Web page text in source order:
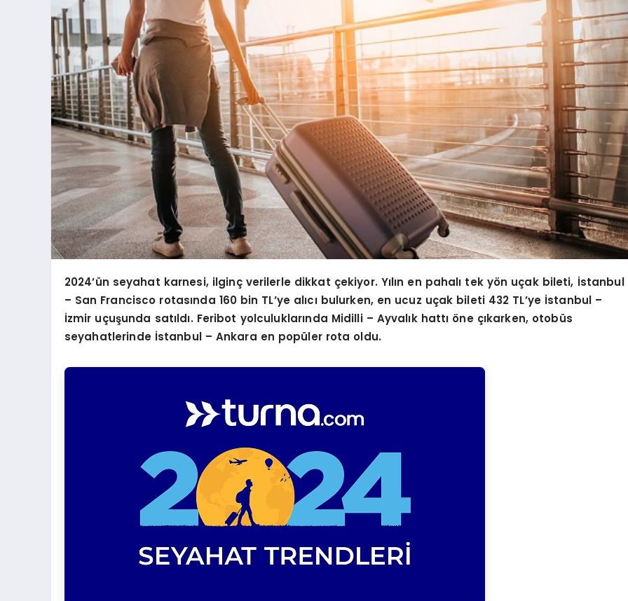
2024’ün seyahat karnesi, ilginç verilerle dikkat çekiyor. Yılın en pahalı tek yön uçak bileti, İstanbul
– San Francisco rotasında 160 bin TL’ye alıcı bulurken, en ucuz uçak bileti 432 TL’ye İstanbul –
İzmir uçuşunda satıldı. Feribot yolculuklarında Midilli – Ayvalık hattı öne çıkarken, otobüs
seyahatlerinde İstanbul – Ankara en popüler rota oldu.